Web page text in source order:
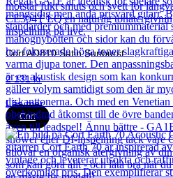
Cort AD810 Satin Sunburst
2 131kr
Läs mer
Cort